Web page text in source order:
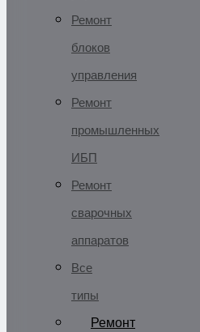
Ремонт
блоков
управления
Ремонт
промышленных
ИБП
Ремонт
сварочных
аппаратов
Все
типы
Ремонт